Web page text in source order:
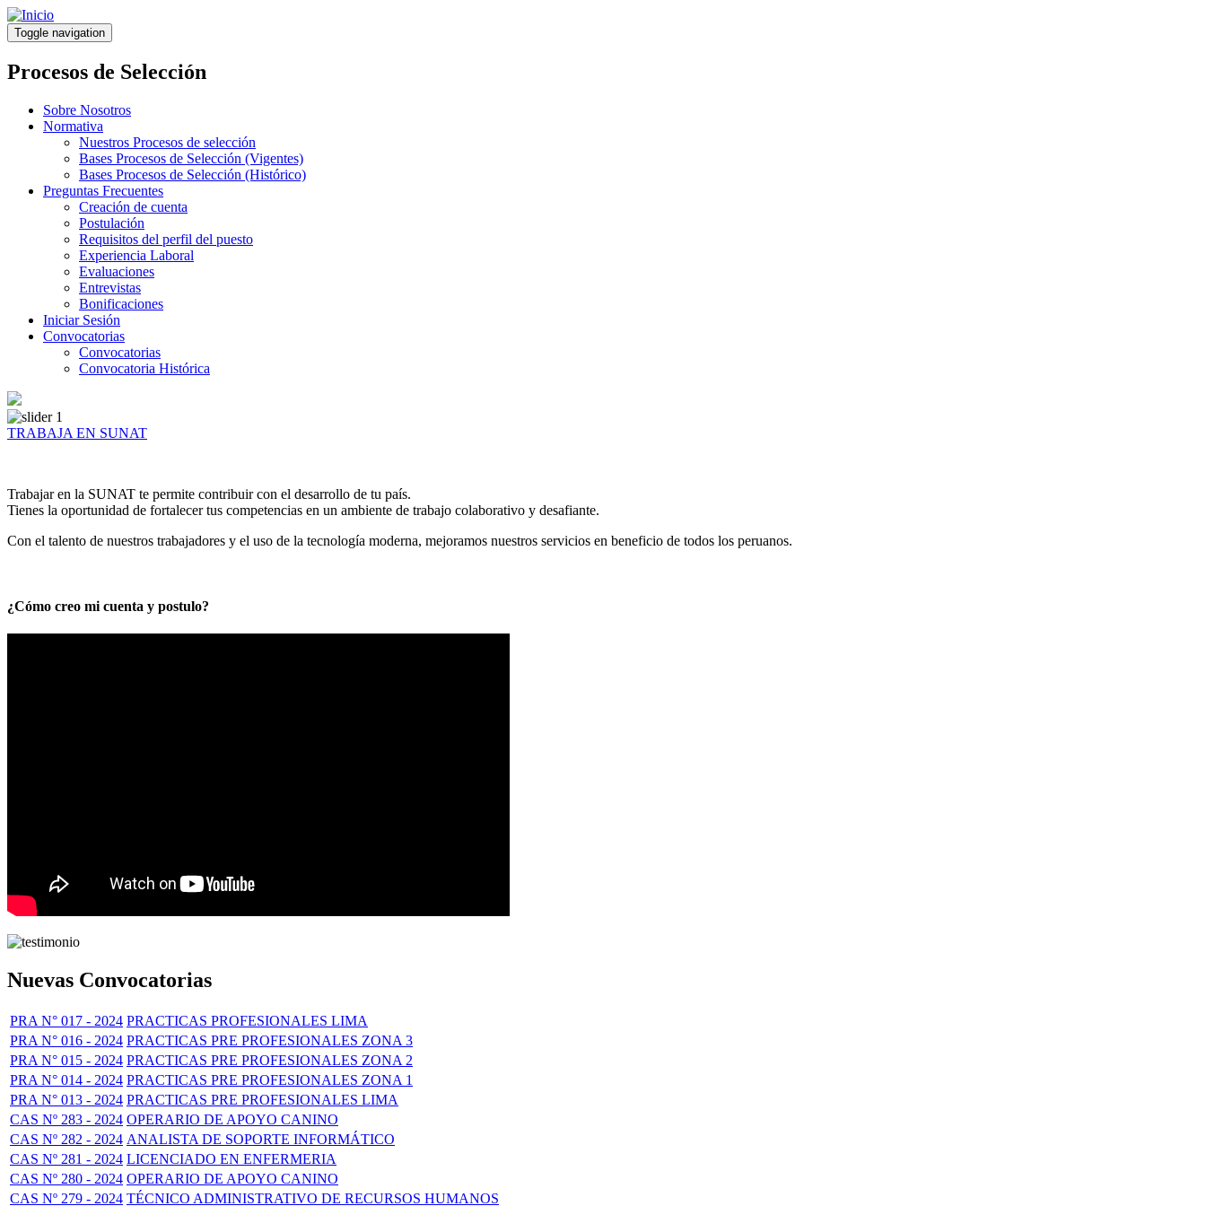
Pasar
al
contenido
principal
Toggle navigation
Procesos de Selección
Sobre Nosotros
Normativa
Nuestros Procesos de selección
Bases Procesos de Selección (Vigentes)
Bases Procesos de Selección (Histórico)
Preguntas Frecuentes
Creación de cuenta
Postulación
Requisitos del perfil del puesto
Experiencia Laboral
Evaluaciones
Entrevistas
Bonificaciones
Iniciar Sesión
Convocatorias
Convocatorias
Convocatoria Histórica
TRABAJA EN SUNAT
Trabajar en la SUNAT te permite contribuir con el desarrollo de tu país.
Tienes la oportunidad de fortalecer tus competencias en un ambiente de trabajo colaborativo y desafiante.
Con el talento de nuestros trabajadores y el uso de la tecnología moderna, mejoramos nuestros servicios en beneficio de todos los peruanos.
¿Cómo creo mi cuenta y postulo?
Nuevas Convocatorias
PRA N° 017 - 2024 PRACTICAS PROFESIONALES LIMA
PRA N° 016 - 2024 PRACTICAS PRE PROFESIONALES ZONA 3
PRA N° 015 - 2024 PRACTICAS PRE PROFESIONALES ZONA 2
PRA N° 014 - 2024 PRACTICAS PRE PROFESIONALES ZONA 1
PRA N° 013 - 2024 PRACTICAS PRE PROFESIONALES LIMA
CAS Nº 283 - 2024 OPERARIO DE APOYO CANINO
CAS Nº 282 - 2024 ANALISTA DE SOPORTE INFORMÁTICO
CAS Nº 281 - 2024 LICENCIADO EN ENFERMERIA
CAS Nº 280 - 2024 OPERARIO DE APOYO CANINO
CAS Nº 279 - 2024 TÉCNICO ADMINISTRATIVO DE RECURSOS HUMANOS